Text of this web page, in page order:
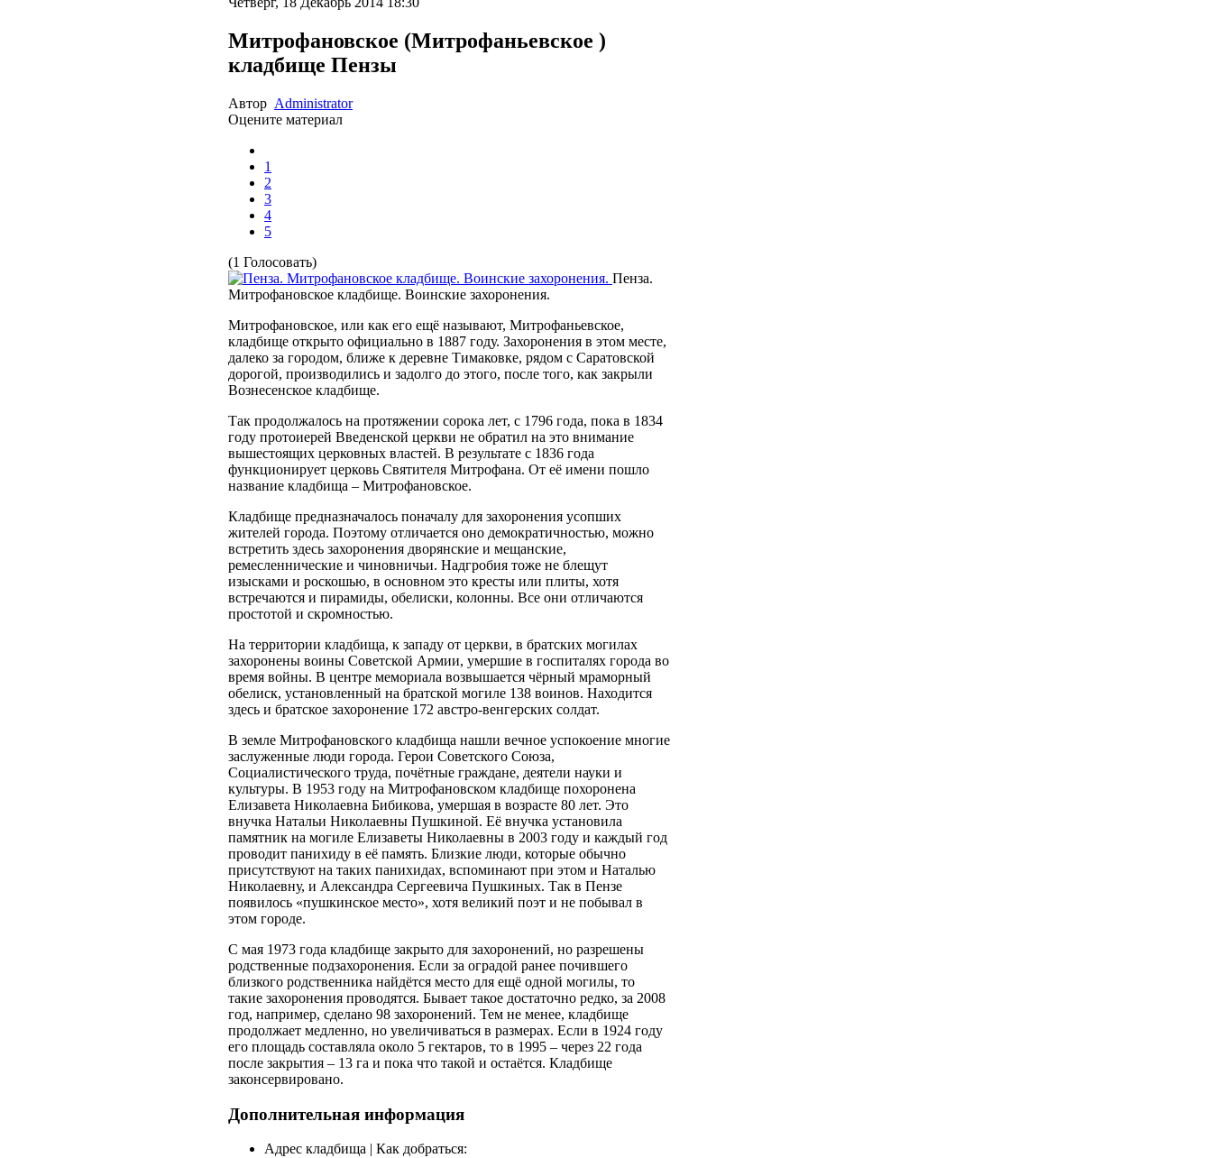
Митрофановское (Митрофаньевское )
кладбище Пензы
Автор Administrator
Оцените материал
1
2
3
4
5
(1 Голосовать)
Пенза.
Митрофановское кладбище. Воинские захоронения.
Митрофановское, или как его ещё называют, Митрофаньевское,
кладбище открыто официально в 1887 году. Захоронения в этом месте,
далеко за городом, ближе к деревне Тимаковке, рядом с Саратовской
дорогой, производились и задолго до этого, после того, как закрыли
Вознесенское кладбище.
Так продолжалось на протяжении сорока лет, с 1796 года, пока в 1834
году протоиерей Введенской церкви не обратил на это внимание
вышестоящих церковных властей. В результате с 1836 года
функционирует церковь Святителя Митрофана. От её имени пошло
название кладбища – Митрофановское.
Кладбище предназначалось поначалу для захоронения усопших
жителей города. Поэтому отличается оно демократичностью, можно
встретить здесь захоронения дворянские и мещанские,
ремесленнические и чиновничьи. Надгробия тоже не блещут
изысками и роскошью, в основном это кресты или плиты, хотя
встречаются и пирамиды, обелиски, колонны. Все они отличаются
простотой и скромностью.
На территории кладбища, к западу от церкви, в братских могилах
захоронены воины Советской Армии, умершие в госпиталях города во
время войны. В центре мемориала возвышается чёрный мраморный
обелиск, установленный на братской могиле 138 воинов. Находится
здесь и братское захоронение 172 австро-венгерских солдат.
В земле Митрофановского кладбища нашли вечное успокоение многие
заслуженные люди города. Герои Советского Союза,
Социалистического труда, почётные граждане, деятели науки и
культуры. В 1953 году на Митрофановском кладбище похоронена
Елизавета Николаевна Бибикова, умершая в возрасте 80 лет. Это
внучка Натальи Николаевны Пушкиной. Её внучка установила
памятник на могиле Елизаветы Николаевны в 2003 году и каждый год
проводит панихиду в её память. Близкие люди, которые обычно
присутствуют на таких панихидах, вспоминают при этом и Наталью
Николаевну, и Александра Сергеевича Пушкиных. Так в Пензе
появилось «пушкинское место», хотя великий поэт и не побывал в
этом городе.
С мая 1973 года кладбище закрыто для захоронений, но разрешены
родственные подзахоронения. Если за оградой ранее почившего
близкого родственника найдётся место для ещё одной могилы, то
такие захоронения проводятся. Бывает такое достаточно редко, за 2008
год, например, сделано 98 захоронений. Тем не менее, кладбище
продолжает медленно, но увеличиваться в размерах. Если в 1924 году
его площадь составляла около 5 гектаров, то в 1995 – через 22 года
после закрытия – 13 га и пока что такой и остаётся. Кладбище
законсервировано.
Дополнительная информация
Адрес кладбища | Как добраться: